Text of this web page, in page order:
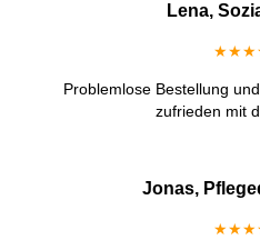
Lena,
Problemlose Bestellung
zufrieden mit
Jonas,